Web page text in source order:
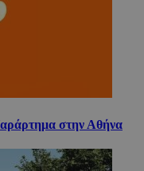
στην Αθήνα